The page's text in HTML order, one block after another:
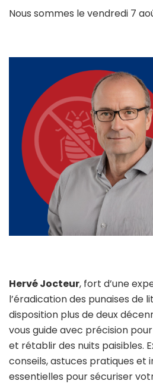
Nous sommes le vendredi 7
Hervé Jocteur, fort d’une
l’éradication des punaises de
disposition plus de deux
vous guide avec précision
et rétablir des nuits paisibles.
conseils, astuces pratiques et
essentielles pour sécuriser